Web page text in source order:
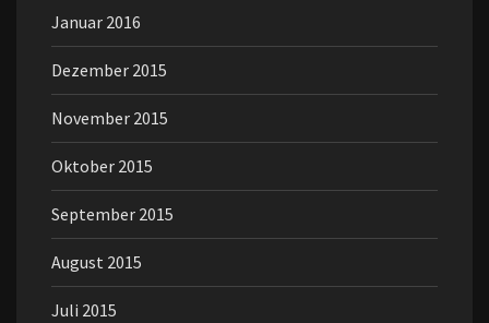
Januar 2016
Dezember 2015
November 2015
Oktober 2015
September 2015
August 2015
Juli 2015